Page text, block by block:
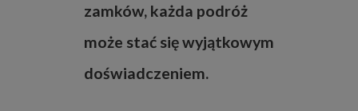
zamków, każda podróż
może stać się wyjątkowym
doświadczeniem.